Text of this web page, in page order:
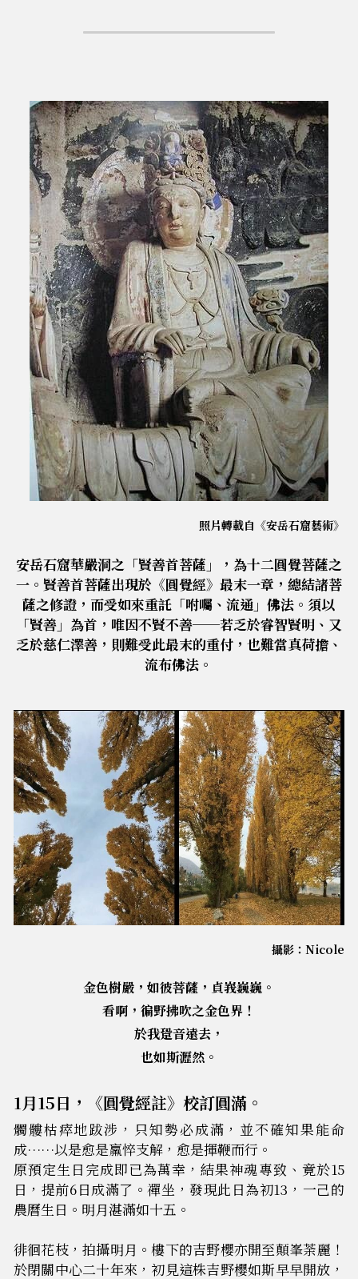
照片轉載自《安岳石窟藝術》
安岳石窟華嚴洞之「賢善首菩薩」，為十二圓覺菩薩之
一。賢善首菩薩出現於《圓覺經》最末一章，總結諸菩
薩之修證，而受如來重託「咐囑、流通」佛法。須以
「賢善」為首，唯因不賢不善──若乏於睿智賢明、又
乏於慈仁澤善，則難受此最末的重付，也難當真荷擔、
流布佛法。
攝影：Nicole
金色樹嚴，如彼菩薩，貞峩巍巍。
看啊，徧野拂吹之金色界！
於我跫音遠去，
也如斯瀝然。
1月15日 ，《圓覺經註》校訂圓滿。
髑髏枯瘁地跋涉，只知勢必成滿，並不確知果能命
成……以是愈是羸悴支解，愈是揮鞭而行。
原預定生日 完成即已為萬幸，結果神魂專致、竟於15
日，提前6日成滿了。禪坐，發現此日為初13，一己的
農曆生日。明月湛滿如十五。
徘徊花枝，拍攝明月。樓下的吉野櫻亦開至顛峯荼麗！
於閉關中心二十年來，初見這株吉野櫻如斯早早開放，